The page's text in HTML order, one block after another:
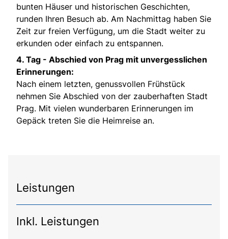
bunten Häuser und historischen Geschichten,
runden Ihren Besuch ab. Am Nachmittag haben Sie
Zeit zur freien Verfügung, um die Stadt weiter zu
erkunden oder einfach zu entspannen.
4. Tag - Abschied von Prag mit unvergesslichen
Erinnerungen:
Nach einem letzten, genussvollen Frühstück
nehmen Sie Abschied von der zauberhaften Stadt
Prag. Mit vielen wunderbaren Erinnerungen im
Gepäck treten Sie die Heimreise an.
Leistungen
Inkl. Leistungen